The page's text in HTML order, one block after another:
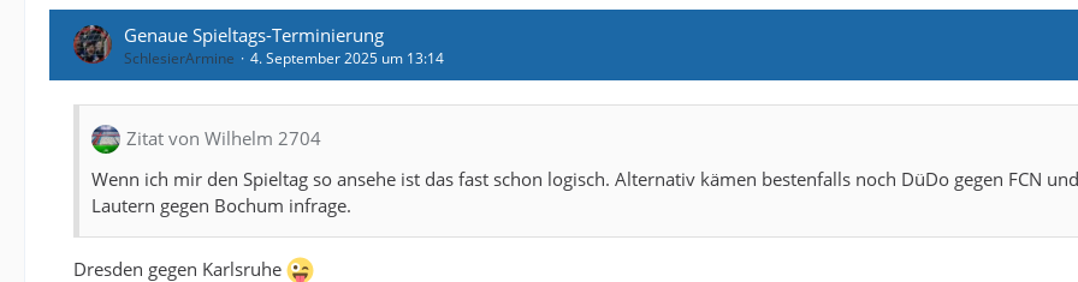
Genaue Spieltags-Terminierung
SchlesierArmine 4. September 2025 um 13:14
Zitat von Wilhelm 2704
Wenn ich mir den Spieltag so ansehe ist das fast schon logisch. Alternativ kämen bestenfalls noch DüDo gegen FCN und
Lautern gegen Bochum infrage.
Dresden gegen Karlsruhe